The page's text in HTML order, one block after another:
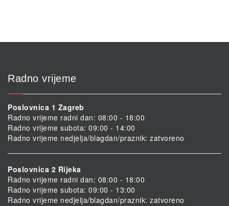
Radno vrijeme
Poslovnica 1 Zagreb
Radno vrijeme radni dan: 08:00 - 18:00
Radno vrijeme subota: 09:00 - 14:00
Radno vrijeme nedjelja/blagdan/praznik: zatvoreno
Poslovnica 2 Rijeka
Radno vrijeme radni dan: 08:00 - 18:00
Radno vrijeme subota: 09:00 - 13:00
Radno vrijeme nedjelja/blagdan/praznik: zatvoreno